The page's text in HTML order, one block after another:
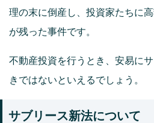
理の末に倒産し、投資家たちに
が残った事件です。
不動産投資を行うとき、安易に
きではないといえるでしょう。
サブリース新法について